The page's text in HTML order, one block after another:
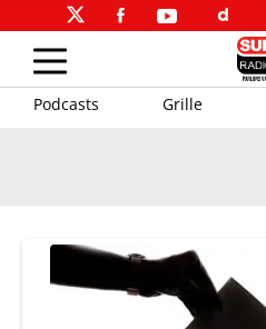
Podcasts Grille